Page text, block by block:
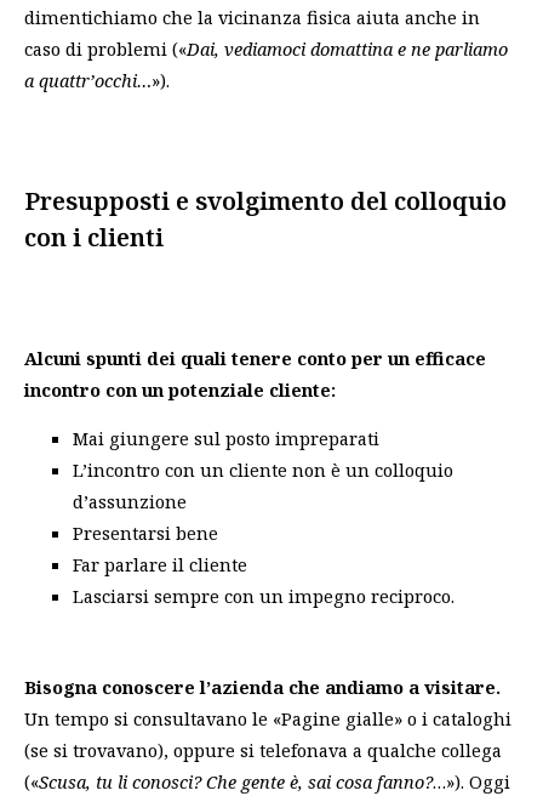
dimentichiamo che la vicinanza fisica aiuta anche in
caso di problemi («Dai, vediamoci domattina e ne parliamo
a quattr’occhi…»).
Presupposti e svolgimento del colloquio
con i clienti
Alcuni spunti dei quali tenere conto per un efficace
incontro con un potenziale cliente:
Mai giungere sul posto impreparati
L’incontro con un cliente non è un colloquio
d’assunzione
Presentarsi bene
Far parlare il cliente
Lasciarsi sempre con un impegno reciproco.
Bisogna conoscere l’azienda che andiamo a visitare.
Un tempo si consultavano le «Pagine gialle» o i cataloghi
(se si trovavano), oppure si telefonava a qualche collega
(«Scusa, tu li conosci? Che gente è, sai cosa fanno?…»). Oggi